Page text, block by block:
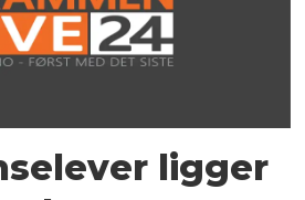
ligger